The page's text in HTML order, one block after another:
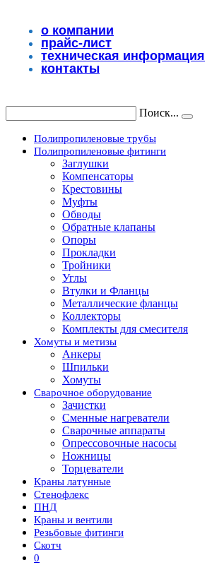
содержимомуо компании
прайс-лист
техническая информация
контакты
Поиск...
Полипропиленовые трубы
Полипропиленовые фитинги
Заглушки
Компенсаторы
Крестовины
Муфты
Обводы
Обратные клапаны
Опоры
Прокладки
Тройники
Углы
Втулки и Фланцы
Металлические фланцы
Коллекторы
Комплекты для смесителя
Хомуты и метизы
Анкеры
Шпильки
Хомуты
Сварочное оборудование
Зачистки
Сменные нагреватели
Сварочные аппараты
Опрессовочные насосы
Ножницы
Торцеватели
Краны латунные
Стенофлекс
ПНД
Краны и вентили
Резьбовые фитинги
Скотч
0